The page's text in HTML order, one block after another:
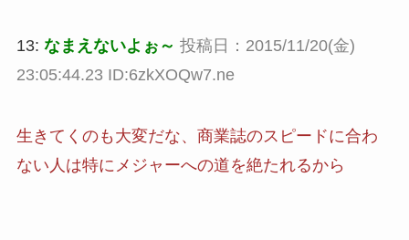
13: なまえないよぉ～ 投稿日：2015/11/20(金)
23:05:44.23 ID:6zkXOQw7.ne
生きてくのも大変だな、商業誌のスピードに合わ
ない人は特にメジャーへの道を絶たれるから